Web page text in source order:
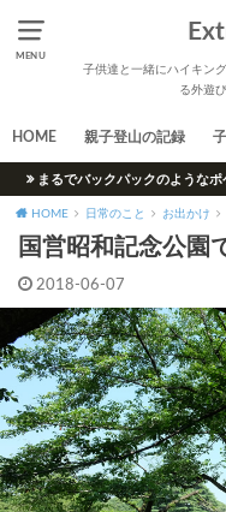
MENU
子供達と一緒にハイキン
る外遊
HOME 親子登山の記録
まるでバックパックのような
HOME 日常のこと お出かけ
国営昭和記念公園
2018-06-07